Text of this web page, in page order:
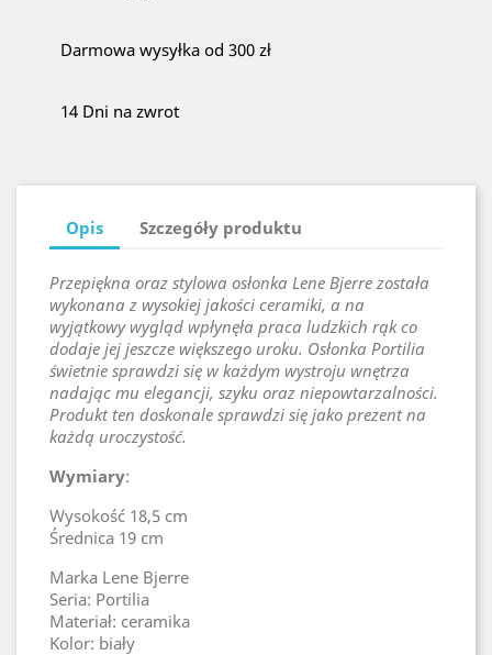
Darmowa wysyłka od 300 zł
14 Dni na zwrot
Opis Szczegóły produktu
Przepiękna oraz stylowa osłonka Lene Bjerre została
wykonana z wysokiej jakości ceramiki, a na
wyjątkowy wygląd wpłynęła praca ludzkich rąk co
dodaje jej jeszcze większego uroku. Osłonka Portilia
świetnie sprawdzi się w każdym wystroju wnętrza
nadając mu elegancji, szyku oraz niepowtarzalności.
Produkt ten doskonale sprawdzi się jako prezent na
każdą uroczystość.
Wymiary:
Wysokość 18,5 cm
Średnica 19 cm
Marka Lene Bjerre
Seria: Portilia
Materiał: ceramika
Kolor: biały